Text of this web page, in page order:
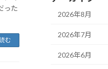
った
む
2026年8月
2026年7月
2026年6月